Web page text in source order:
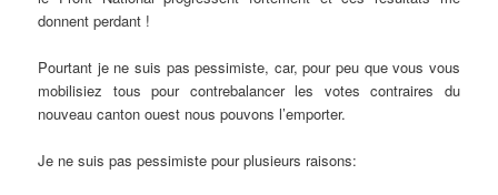
donnent perdant !
Pourtant je ne suis pas pessimiste, car, pour peu que vous vous
mobilisiez tous pour contrebalancer les votes contraires du
nouveau canton ouest nous pouvons l’emporter.
Je ne suis pas pessimiste pour plusieurs raisons: